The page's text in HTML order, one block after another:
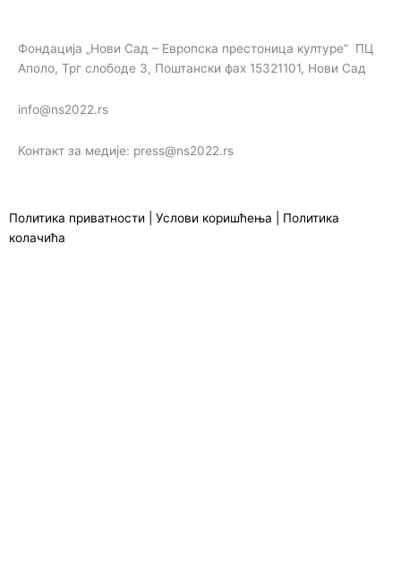
Фондација „Нови Сад – Европска престоница културе” ПЦ
Аполо, Трг слободе 3, Поштански фах 15321101, Нови Сад
info@ns2022.rs
Контакт за медије: press@ns2022.rs
Политика приватности Услови коришћења
Политика
колачића